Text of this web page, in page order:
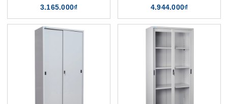
3.165.000₫ 4.944.000₫